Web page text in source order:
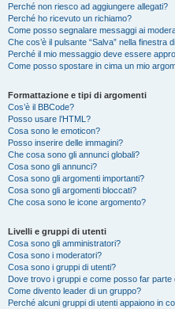
Perché non riesco ad aggiungere allegati?
Perché ho ricevuto un richiamo?
Come posso segnalare messaggi ai
Che cos’è il pulsante “Salva” nella finestra
Perché il mio messaggio deve essere
Come posso spostare in cima un mio
Formattazione e tipi di argomenti
Cos’è il BBCode?
Posso usare l’HTML?
Cosa sono le emoticon?
Posso inserire delle immagini?
Che cosa sono gli annunci globali?
Cosa sono gli annunci?
Cosa sono gli argomenti importanti?
Cosa sono gli argomenti bloccati?
Che cosa sono le icone argomento?
Livelli e gruppi di utenti
Cosa sono gli amministratori?
Cosa sono i moderatori?
Cosa sono i gruppi di utenti?
Dove trovo i gruppi e come posso far parte
Come divento leader di un gruppo?
Perché alcuni gruppi di utenti appaiono in